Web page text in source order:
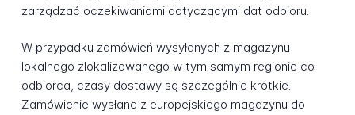
zarządzać oczekiwaniami dotyczącymi dat odbioru.
W przypadku zamówień wysyłanych z magazynu
lokalnego zlokalizowanego w tym samym regionie co
odbiorca, czasy dostawy są szczególnie krótkie.
Zamówienie wysłane z europejskiego magazynu do